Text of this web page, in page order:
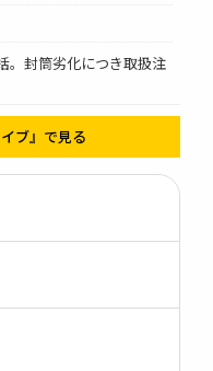
。封筒劣化につき取扱注
ブ』で見る